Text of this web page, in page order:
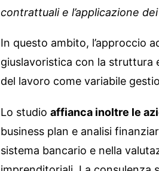
contrattuali e l’applicazione
In questo ambito, l’approccio
giuslavoristica con la struttura
del lavoro come variabile
Lo studio affianca inoltre le
business plan e analisi
sistema bancario e nella